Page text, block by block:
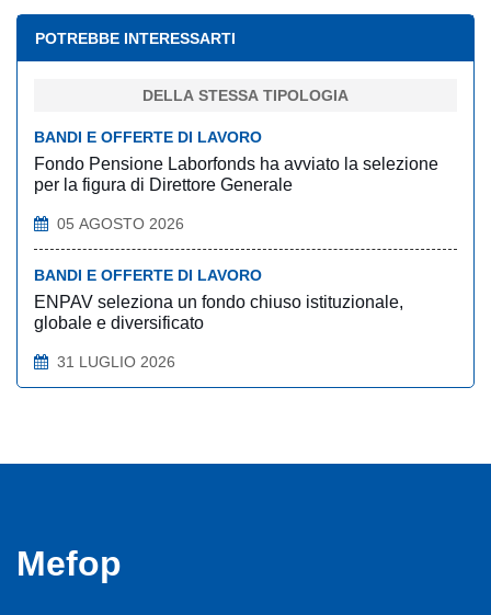
POTREBBE INTERESSARTI
DELLA STESSA TIPOLOGIA
BANDI E OFFERTE DI LAVORO
Fondo Pensione Laborfonds ha avviato la selezione
per la figura di Direttore Generale
05 AGOSTO 2026
BANDI E OFFERTE DI LAVORO
ENPAV seleziona un fondo chiuso istituzionale,
globale e diversificato
31 LUGLIO 2026
Mefop